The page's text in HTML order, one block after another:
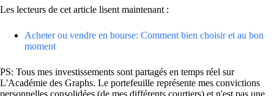
Les lecteurs de cet article lisent maintenant :
Acheter ou vendre en bourse: Comment bien choisir et au bon
moment
PS: Tous mes investissements sont partagés en temps réel sur
L'Académie des Graphs. Le portefeuille représente mes convictions
personnelles consolidées (de mes différents courtiers) et n'est pas une